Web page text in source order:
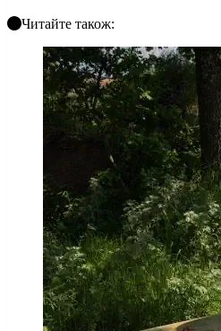
Читайте також: